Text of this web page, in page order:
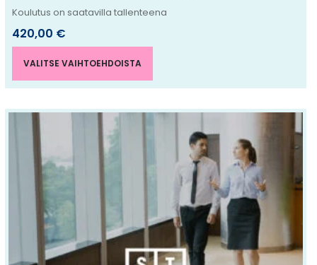
Koulutus on saatavilla tallenteena
420,00 €
VALITSE VAIHTOEHDOISTA
Tällä
tuotteella
useampi
muunnelma.
Voit
tehdä